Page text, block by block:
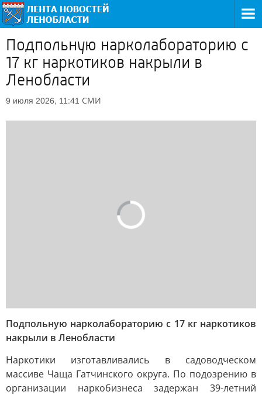
Подпольную нарколабораторию с
17 кг наркотиков накрыли в
Ленобласти
9 июля 2026, 11:41 СМИ
Подпольную нарколабораторию с 17 кг наркотиков
накрыли в Ленобласти
Наркотики изготавливались в садоводческом
массиве Чаща Гатчинского округа. По подозрению в
организации наркобизнеса задержан 39-летний